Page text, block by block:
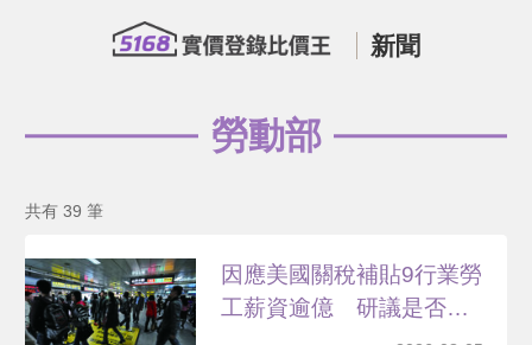
新聞
勞動部
共有 39 筆
因應美國關稅補貼9行業勞
工薪資逾億 研議是否